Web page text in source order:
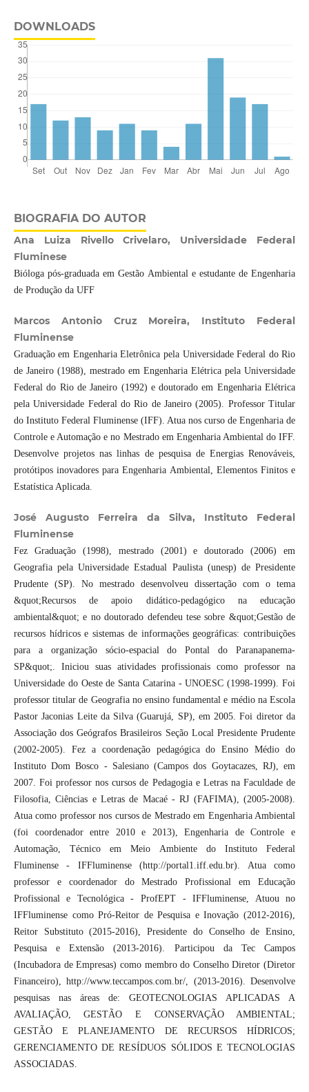
DOWNLOADS
BIOGRAFIA DO AUTOR
Ana Luiza Rivello Crivelaro, Universidade Federal
Fluminese
Bióloga pós-graduada em Gestão Ambiental e estudante de Engenharia
de Produção da UFF
Marcos Antonio Cruz Moreira, Instituto Federal
Fluminense
Graduação em Engenharia Eletrônica pela Universidade Federal do Rio
de Janeiro (1988), mestrado em Engenharia Elétrica pela Universidade
Federal do Rio de Janeiro (1992) e doutorado em Engenharia Elétrica
pela Universidade Federal do Rio de Janeiro (2005). Professor Titular
do Instituto Federal Fluminense (IFF). Atua nos curso de Engenharia de
Controle e Automação e no Mestrado em Engenharia Ambiental do IFF.
Desenvolve projetos nas linhas de pesquisa de Energias Renováveis,
protótipos inovadores para Engenharia Ambiental, Elementos Finitos e
Estatística Aplicada.
José Augusto Ferreira da Silva, Instituto Federal
Fluminense
Fez Graduação (1998), mestrado (2001) e doutorado (2006) em
Geografia pela Universidade Estadual Paulista (unesp) de Presidente
Prudente (SP). No mestrado desenvolveu dissertação com o tema
&quot;Recursos de apoio didático-pedagógico na educação
ambiental&quot; e no doutorado defendeu tese sobre &quot;Gestão de
recursos hídricos e sistemas de informações geográficas: contribuições
para a organização sócio-espacial do Pontal do Paranapanema-
SP&quot;. Iniciou suas atividades profissionais como professor na
Universidade do Oeste de Santa Catarina - UNOESC (1998-1999). Foi
professor titular de Geografia no ensino fundamental e médio na Escola
Pastor Jaconias Leite da Silva (Guarujá, SP), em 2005. Foi diretor da
Associação dos Geógrafos Brasileiros Seção Local Presidente Prudente
(2002-2005). Fez a coordenação pedagógica do Ensino Médio do
Instituto Dom Bosco - Salesiano (Campos dos Goytacazes, RJ), em
2007. Foi professor nos cursos de Pedagogia e Letras na Faculdade de
Filosofia, Ciências e Letras de Macaé - RJ (FAFIMA), (2005-2008).
Atua como professor nos cursos de Mestrado em Engenharia Ambiental
(foi coordenador entre 2010 e 2013), Engenharia de Controle e
Automação, Técnico em Meio Ambiente do Instituto Federal
Fluminense - IFFluminense (http://portal1.iff.edu.br). Atua como
professor e coordenador do Mestrado Profissional em Educação
Profissional e Tecnológica - ProfEPT - IFFluminense, Atuou no
IFFluminense como Pró-Reitor de Pesquisa e Inovação (2012-2016),
Reitor Substituto (2015-2016), Presidente do Conselho de Ensino,
Pesquisa e Extensão (2013-2016). Participou da Tec Campos
(Incubadora de Empresas) como membro do Conselho Diretor (Diretor
Financeiro), http://www.teccampos.com.br/, (2013-2016). Desenvolve
pesquisas nas áreas de: GEOTECNOLOGIAS APLICADAS A
AVALIAÇÃO, GESTÃO E CONSERVAÇÃO AMBIENTAL;
GESTÃO E PLANEJAMENTO DE RECURSOS HÍDRICOS;
GERENCIAMENTO DE RESÍDUOS SÓLIDOS E TECNOLOGIAS
ASSOCIADAS.